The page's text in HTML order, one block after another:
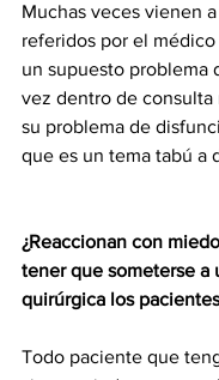
Muchas veces vienen
referidos por el
un supuesto problema
vez dentro de consulta
su problema de
que es un tema tabú a
¿Reaccionan con
tener que someterse a
quirúrgica los
Todo paciente que